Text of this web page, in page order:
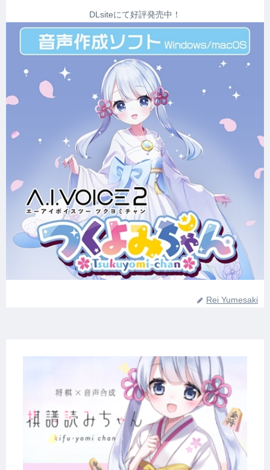
DLsiteにて好評発売中！
Rei Yumesaki